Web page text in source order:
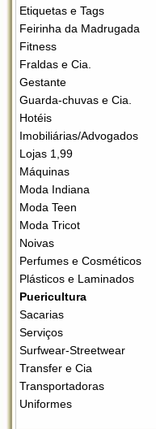
Etiquetas e Tags
Feirinha da Madrugada
Fitness
Fraldas e Cia.
Gestante
Guarda-chuvas e Cia.
Hotéis
Imobiliárias/Advogados
Lojas 1,99
Máquinas
Moda Indiana
Moda Teen
Moda Tricot
Noivas
Perfumes e Cosméticos
Plásticos e Laminados
Puericultura
Sacarias
Serviços
Surfwear-Streetwear
Transfer e Cia
Transportadoras
Uniformes